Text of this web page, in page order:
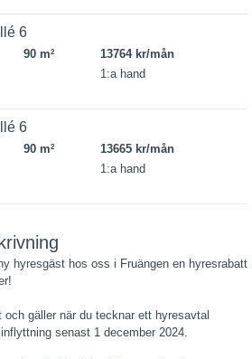
6
90 m2
13764 kr/mån
1:a hand
6
90 m2
13665 kr/mån
1:a hand
hyresgäst hos oss i Fruängen en hyresrabatt
och gäller när du tecknar ett hyresavtal
senast 1 december 2024.